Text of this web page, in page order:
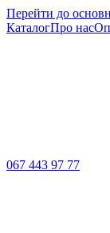
Перейти до
КаталогПро нас
067 443 97 77